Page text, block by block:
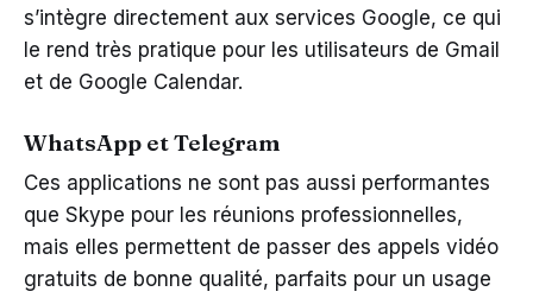
s’intègre directement aux services Google, ce qui
le rend très pratique pour les utilisateurs de Gmail
et de Google Calendar.
WhatsApp et Telegram
Ces applications ne sont pas aussi performantes
que Skype pour les réunions professionnelles,
mais elles permettent de passer des appels vidéo
gratuits de bonne qualité, parfaits pour un usage